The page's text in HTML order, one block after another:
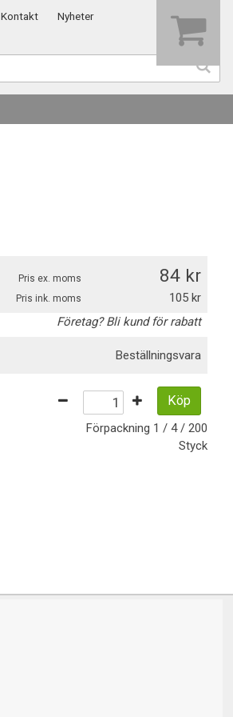
Kontakt Nyheter
Pris ex. moms 84
Pris ink. moms
105
Företag? Bli kund för rabatt
Beställningsvara
Köp
Förpackning 1 / 4 / 200
Styck